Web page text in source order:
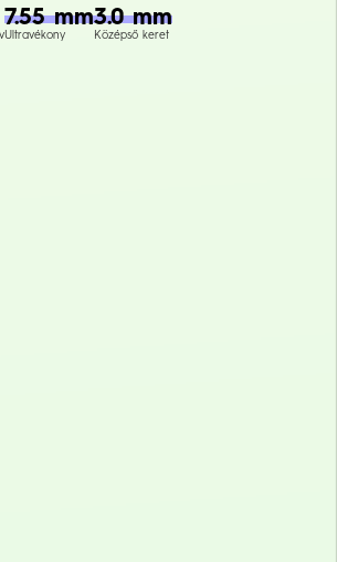
7.55 mm
Ultravékony
3.0 mm
Középső keret